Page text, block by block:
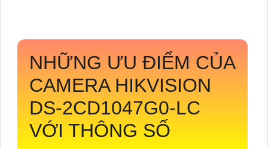
NHỮNG ƯU ĐIỂM CỦA
CAMERA HIKVISION
DS-2CD1047G0-LC
VỚI THÔNG SỐ